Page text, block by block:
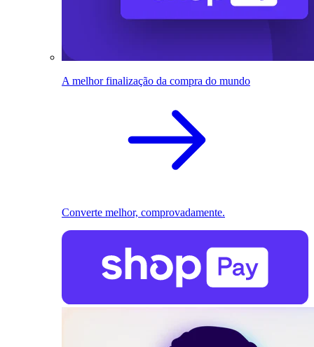
A melhor finalização da compra do mundo
Converte melhor, comprovadamente.